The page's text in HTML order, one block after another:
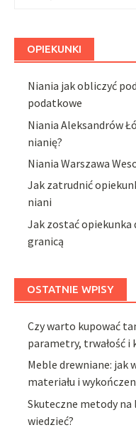
OPIEKUNKI
Niania jak obliczyć
podatkowe
Niania Aleksandrów
nianię?
Niania Warszawa
Jak zatrudnić
niani
Jak zostać opiekunka
granicą
OSTATNIE WPISY
Czy warto kupować
parametry, trwałość i
Meble drewniane: jak
materiału i
Skuteczne metody na
wiedzieć?